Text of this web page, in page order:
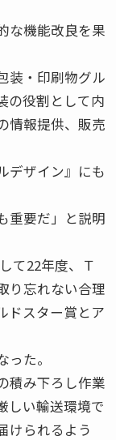
な機能改良を果
装・印刷物グル
の役割として内
情報提供、販売
デザイン』にも
重要だ」と説明
て22年度、Ｔ
り忘れない合理
ドスター賞とア
た。
積み下ろし作業
しい輸送環境で
けられるよう